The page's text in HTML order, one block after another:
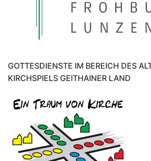
GOTTESDIENSTE IM BEREICH DES
KIRCHSPIELS GEITHAINER LAND